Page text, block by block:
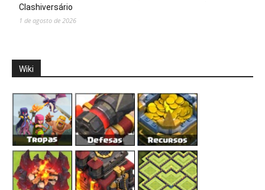
Clashiversário
1 de agosto de 2026
Wiki